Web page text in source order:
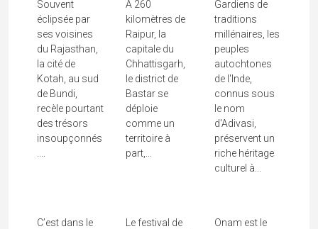
Souvent
éclipsée par
ses voisines
du Rajasthan,
la cité de
Kotah, au sud
de Bundi,
recèle pourtant
des trésors
insoupçonnés
À 260
kilomètres de
Raipur, la
capitale du
Chhattisgarh,
le district de
Bastar se
déploie
comme un
territoire à
part,...
Gardiens de
traditions
millénaires, les
peuples
autochtones
de l'Inde,
connus sous
le nom
d'Adivasi,
préservent un
riche héritage
culturel à...
Kavant Fair,
Le Festival
C’est dans le
Phagun
Madai, Le
Festival
Printanier
Le festival de
Onam, Le
Retour Sur
Onam est le